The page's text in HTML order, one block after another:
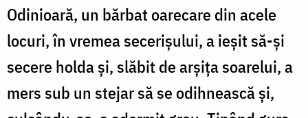
Odinioară, un bărbat oarecare din acele
locuri, în vremea secerișului, a ieșit să-și
secere holda și, slăbit de arșița soarelui, a
mers sub un stejar să se odihnească și,